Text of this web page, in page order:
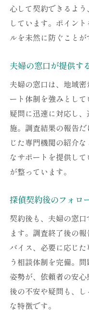
心して契約できるよ
しています。ポイン
ルを未然に防ぐことが
夫婦の窓口が提供す
夫婦の窓口は、地域
ート体制を強みとし
疑問に迅速に対応し
施。調査結果の報告
じた専門機関の紹介
なサポートを提供し
が整っています。
探偵契約後のフォロ
契約後も、夫婦の窓
ます。調査終了後の
バイス、必要に応じ
う相談体制を完備。
姿勢が、依頼者の安
後の不安や疑問も、
な特徴です。